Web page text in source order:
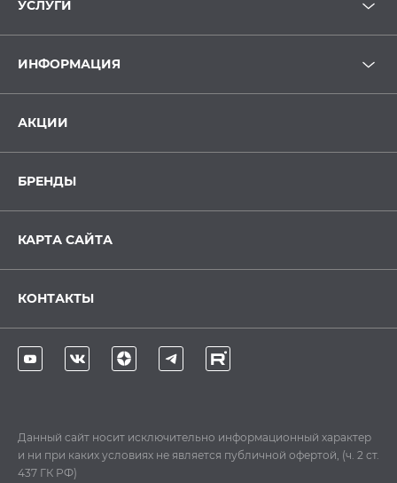
УСЛУГИ
ИНФОРМАЦИЯ
АКЦИИ
БРЕНДЫ
КАРТА САЙТА
КОНТАКТЫ
Данный сайт носит исключительно информационный характер
и ни при каких условиях не является публичной офертой, (ч. 2 ст.
437 ГК РФ)